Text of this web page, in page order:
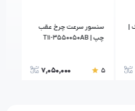
|
سنسور سرعت چرخ عقب
چپ | T11-3550050AB
5
7,050,000